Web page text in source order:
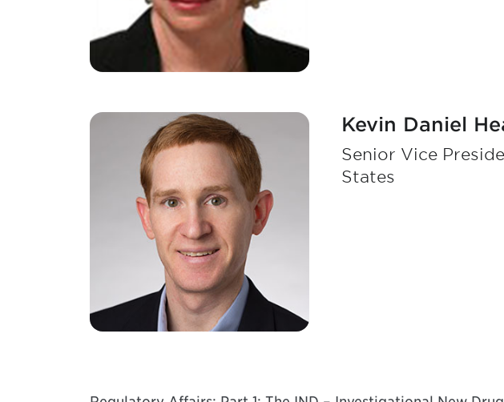
Kevin Daniel
Senior Vice
States